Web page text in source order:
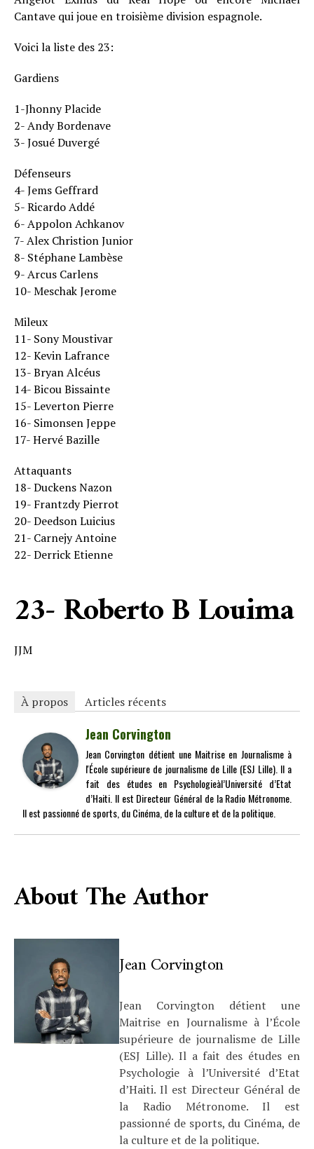
Cantave qui joue en troisième division espagnole.
Voici la liste des 23:
Gardiens
1-Jhonny Placide
2- Andy Bordenave
3- Josué Duvergé
Défenseurs
4- Jems Geffrard
5- Ricardo Addé
6- Appolon Achkanov
7- Alex Christion Junior
8- Stéphane Lambèse
9- Arcus Carlens
10- Meschak Jerome
Mileux
11- Sony Moustivar
12- Kevin Lafrance
13- Bryan Alcéus
14- Bicou Bissainte
15- Leverton Pierre
16- Simonsen Jeppe
17- Hervé Bazille
Attaquants
18- Duckens Nazon
19- Frantzdy Pierrot
20- Deedson Luicius
21- Carnejy Antoine
22- Derrick Etienne
23- Roberto B Louima
JJM
À propos Articles récents
Jean Corvington
Jean Corvington détient une Maitrise en Journalisme à
l'École supérieure de journalisme de Lille (ESJ Lille). Il a
fait des études en Psychologieàl’Université d’Etat
d’Haiti. Il est Directeur Général de la Radio Métronome.
Il est passionné de sports, du Cinéma, de la culture et de la politique.
About The Author
Jean Corvington
Jean Corvington détient une
Maitrise en Journalisme à l’École
supérieure de journalisme de Lille
(ESJ Lille). Il a fait des études en
Psychologie à l’Université d’Etat
d’Haiti. Il est Directeur Général de
la Radio Métronome. Il est
passionné de sports, du Cinéma, de
la culture et de la politique.